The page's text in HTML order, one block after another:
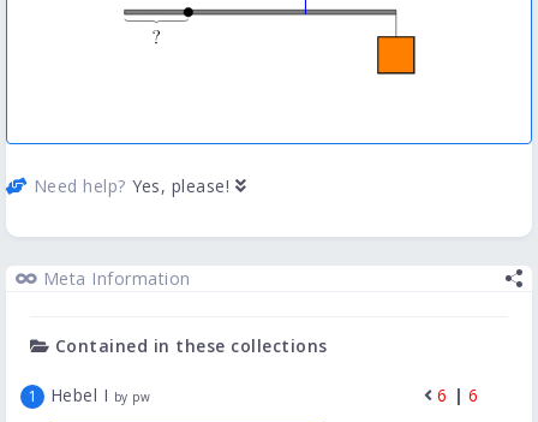
Need help? Yes, please!
Meta Information
Contained in these collections
Hebel I by pw 6 | 6